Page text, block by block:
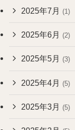
2025年7月 (1)
2025年6月 (2)
2025年5月 (3)
2025年4月 (5)
2025年3月 (5)